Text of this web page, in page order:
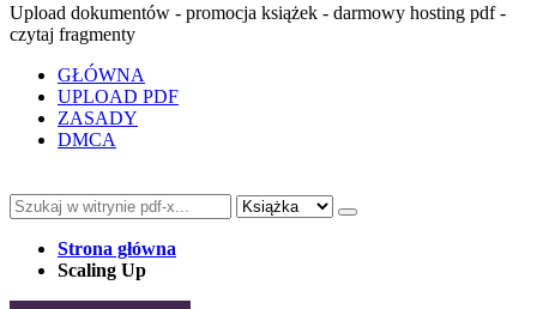
Upload dokumentów - promocja książek - darmowy hosting pdf -
czytaj fragmenty
GŁÓWNA
UPLOAD PDF
ZASADY
DMCA
Strona główna
Scaling Up